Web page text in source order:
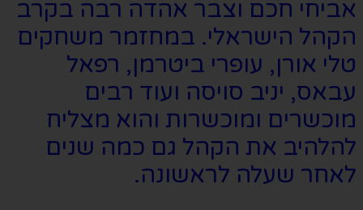
אביחי חכם וצבר אהדה רבה בקרב
הקהל הישראלי. במחזמר משחקים
טלי אורן, עופרי ביטרמן, רפאל
עבאס, יניב סויסה ועוד רבים
מוכשרים ומוכשרות והוא מצליח
להלהיב את הקהל גם כמה שנים
לאחר שעלה לראשונה.